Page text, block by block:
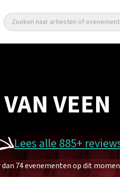
Zoeken naar artiesten of
VEEN
Lees alle 885+
dan 74 evenementen op dit